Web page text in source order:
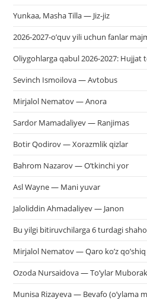
Yunkaa, Masha Tilla — Jiz-jiz
2026-2027-o’quv yili uchun fanlar
Oliygohlarga qabul 2026-2027:
Sevinch Ismoilova — Avtobus
Mirjalol Nematov — Anora
Sardor Mamadaliyev — Ranjimas
Botir Qodirov — Xorazmlik qizlar
Bahrom Nazarov — O’tkinchi yor
Asl Wayne — Mani yuvar
Jaloliddin Ahmadaliyev — Janon
Bu yilgi bitiruvchilarga 6 turdagi
Mirjalol Nematov — Qaro ko’z qo’shiq
Ozoda Nursaidova — To’ylar Muborak
Munisa Rizayeva — Bevafo (o’ylama